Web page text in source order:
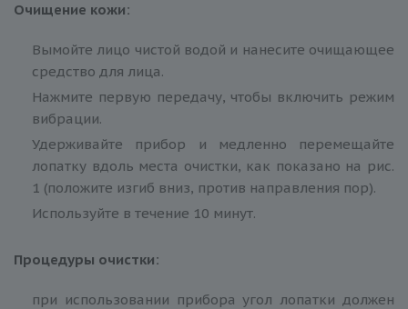
Очищение кожи:
Вымойте лицо чистой водой и нанесите очищающее
средство для лица.
Нажмите первую передачу, чтобы включить режим
вибрации.
Удерживайте прибор и медленно перемещайте
лопатку вдоль места очистки, как показано на рис.
1 (положите изгиб вниз, против направления пор).
Используйте в течение 10 минут.
Процедуры очистки:
при использовании прибора угол лопатки должен